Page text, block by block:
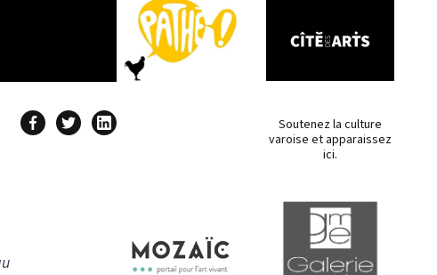
Soutenez la culture
varoise et apparaissez
ici.